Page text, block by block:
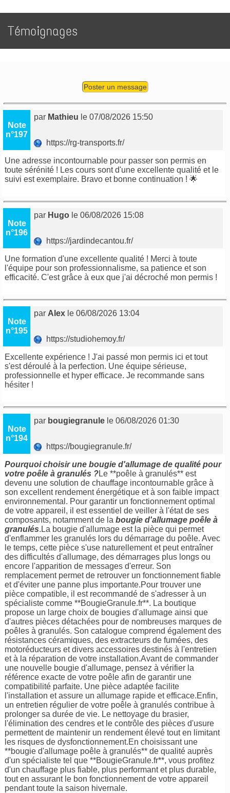
Témoignages
Poster un message
Note
n°197
par Mathieu le 07/08/2026 15:50
https://rg-transports.fr/
Une adresse incontournable pour passer son permis en
toute sérénité ! Les cours sont d'une excellente qualité et le
suivi est exemplaire. Bravo et bonne continuation ! 🌟
Note
n°196
par Hugo le 06/08/2026 15:08
https://jardindecantou.fr/
Une formation d'une excellente qualité ! Merci à toute
l'équipe pour son professionnalisme, sa patience et son
efficacité. C'est grâce à eux que j'ai décroché mon permis !
Note
n°195
par Alex le 06/08/2026 13:04
https://studiohemoy.fr/
Excellente expérience ! J'ai passé mon permis ici et tout
s'est déroulé à la perfection. Une équipe sérieuse,
professionnelle et hyper efficace. Je recommande sans
hésiter !
Note
n°194
par bougiegranule le 06/08/2026 01:30
https://bougiegranule.fr/
Pourquoi choisir une bougie d'allumage de qualité pour
votre poêle à granulés ?Le **poêle à granulés** est
devenu une solution de chauffage incontournable grâce à
son excellent rendement énergétique et à son faible impact
environnemental. Pour garantir un fonctionnement optimal
de votre appareil, il est essentiel de veiller à l'état de ses
composants, notamment de labougie d'allumage poêle à
granulés.La bougie d'allumage est la pièce qui permet
d'enflammer les granulés lors du démarrage du poêle. Avec
le temps, cette pièce s'use naturellement et peut entraîner
des difficultés d'allumage, des démarrages plus longs ou
encore l'apparition de messages d'erreur. Son
remplacement permet de retrouver un fonctionnement fiable
et d'éviter une panne plus importante.Pour trouver une
pièce compatible, il est recommandé de s'adresser à un
spécialiste comme **BougieGranule.fr**. La boutique
propose un large choix de bougies d'allumage ainsi que
d'autres pièces détachées pour de nombreuses marques de
poêles à granulés. Son catalogue comprend également des
résistances céramiques, des extracteurs de fumées, des
motoréducteurs et divers accessoires destinés à l'entretien
et à la réparation de votre installation.Avant de commander
une nouvelle bougie d'allumage, pensez à vérifier la
référence exacte de votre poêle afin de garantir une
compatibilité parfaite. Une pièce adaptée facilite
l'installation et assure un allumage rapide et efficace.Enfin,
un entretien régulier de votre poêle à granulés contribue à
prolonger sa durée de vie. Le nettoyage du brasier,
l'élimination des cendres et le contrôle des pièces d'usure
permettent de maintenir un rendement élevé tout en limitant
les risques de dysfonctionnement.En choisissant une
**bougie d'allumage poêle à granulés** de qualité auprès
d'un spécialiste tel que **BougieGranule.fr**, vous profitez
d'un chauffage plus fiable, plus performant et plus durable,
tout en assurant le bon fonctionnement de votre appareil
pendant toute la saison hivernale.